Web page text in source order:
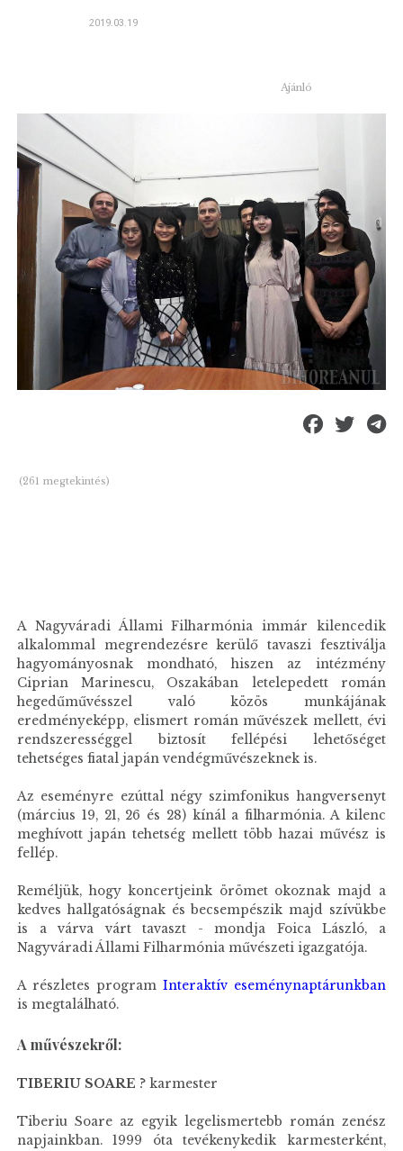
2019.03.19
Ajánló
(261 megtekintés)
A Nagyváradi Állami Filharmónia immár kilencedik
alkalommal megrendezésre kerülő tavaszi fesztiválja
hagyományosnak mondható, hiszen az intézmény
Ciprian Marinescu, Oszakában letelepedett román
hegedűművésszel való közös munkájának
eredményeképp, elismert román művészek mellett, évi
rendszerességgel biztosít fellépési lehetőséget
tehetséges fiatal japán vendégművészeknek is.
Az eseményre ezúttal négy szimfonikus hangversenyt
(március 19, 21, 26 és 28) kínál a filharmónia. A kilenc
meghívott japán tehetség mellett több hazai művész is
fellép.
Reméljük, hogy koncertjeink örömet okoznak majd a
kedves hallgatóságnak és becsempészik majd szívükbe
is a várva várt tavaszt - mondja Foica László, a
Nagyváradi Állami Filharmónia művészeti igazgatója.
A részletes program Interaktív eseménynaptárunkban
is megtalálható.
A művészekről:
TIBERIU SOARE ? karmester
Tiberiu Soare az egyik legelismertebb román zenész
napjainkban. 1999 óta tevékenykedik karmesterként,